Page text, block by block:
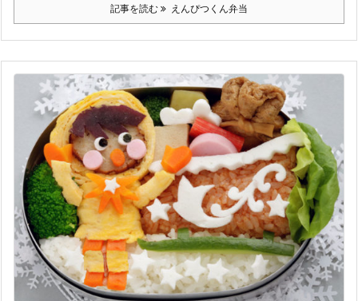
記事を読む えんぴつくん弁当